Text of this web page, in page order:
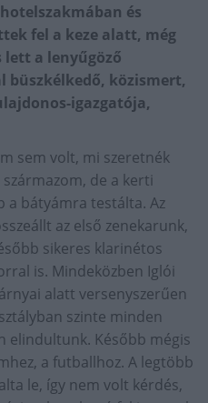
és
fel a keze alatt, még
lett a lenyűgöző
közismert,
igazgatója,
sem volt, mi szeretnék
de a kerti
a bátyámra testálta. Az
az első zenekarunk,
sikeres klarinétos
is. Mindeközben Iglói
alatt versenyszerűen
szinte minden
elindultunk. Később mégis
a futballhoz. A legtöbb
le, így nem volt kérdés,